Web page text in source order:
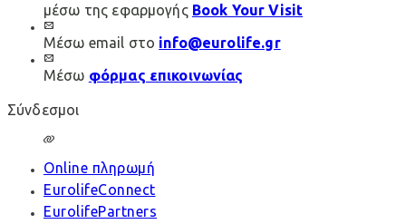
μέσω της εφαρμογής Book Your Visit
Μέσω email στο info@eurolife.gr
Μέσω φόρμας επικοινωνίας
Σύνδεσμοι
Online πληρωμή
EurolifeConnect
EurolifePartners